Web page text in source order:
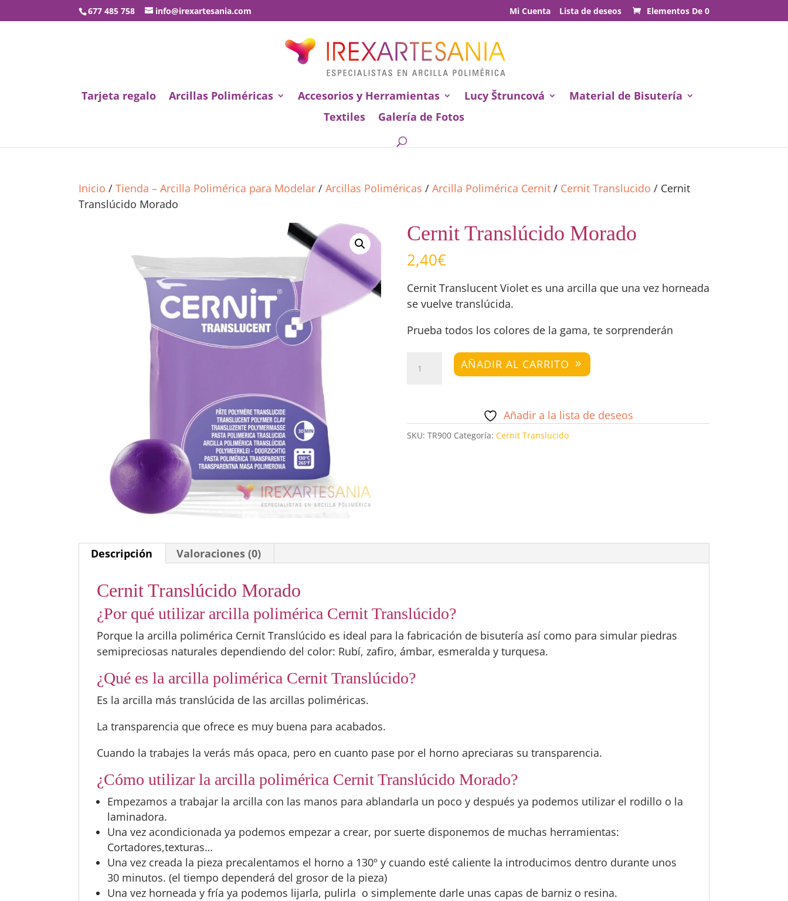
677 485 758 info@irexartesania.com Mi Cuenta Lista de deseos Elementos De 0
Tarjeta regalo Arcillas Poliméricas Accesorios y Herramientas Lucy Štruncová
Material de Bisutería
Textiles
Galería de Fotos
Inicio /Tienda – Arcilla Polimérica para Modelar /Arcillas Poliméricas /Arcilla Polimérica Cernit / Cernit Translucido / Cernit
Translúcido Morado
Cernit Translúcido Morado
2,40€
Cernit Translucent Violet es una arcilla que una vez horneada
se vuelve translúcida.
Prueba todos los colores de la gama, te sorprenderán
Translúcido
AÑADIR AL CARRITO
Añadir a la lista de deseos
SKU: TR900 Categoría: Cernit Translucido
Descripción Valoraciones (0)
Cernit Translúcido Morado
¿Por qué utilizar arcilla polimérica Cernit Translúcido?
Porque la arcilla polimérica Cernit Translúcido es ideal para la fabricación de bisutería así como para simular piedras
semipreciosas naturales dependiendo del color: Rubí, zafiro, ámbar, esmeralda y turquesa.
¿Qué es la arcilla polimérica Cernit Translúcido?
Es la arcilla más translúcida de las arcillas poliméricas.
La transparencia que ofrece es muy buena para acabados.
Cuando la trabajes la verás más opaca, pero en cuanto pase por el horno apreciaras su transparencia.
¿Cómo utilizar la arcilla polimérica Cernit Translúcido Morado?
Empezamos a trabajar la arcilla con las manos para ablandarla un poco y después ya podemos utilizar el rodillo o la
laminadora.
Una vez acondicionada ya podemos empezar a crear, por suerte disponemos de muchas herramientas:
Cortadores,texturas…
Una vez creada la pieza precalentamos el horno a 130º y cuando esté caliente la introducimos dentro durante unos
30 minutos. (el tiempo dependerá del grosor de la pieza)
Una vez horneada y fría ya podemos lijarla, pulirla o simplemente darle unas capas de barniz o resina.